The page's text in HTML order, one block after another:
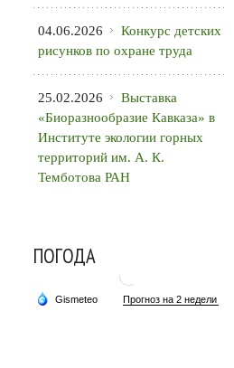
04.06.2026
Конкурс детских
рисунков по охране труда
25.02.2026
Выставка
«Биоразнообразие Кавказа» в
Институте экологии горных
территорий им. А. К.
Темботова РАН
ПОГОДА